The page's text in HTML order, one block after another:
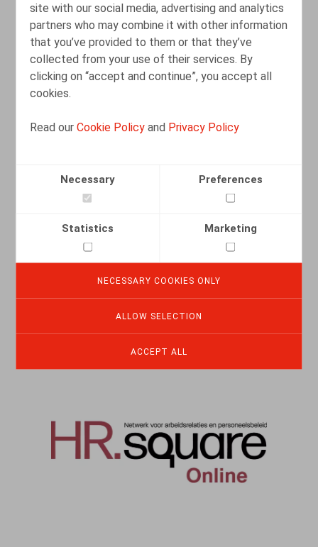
site with our social media, advertising and analytics
partners who may combine it with other information
that you’ve provided to them or that they’ve
collected from your use of their services. By
clicking on “accept and continue”, you accept all
cookies.
Read ourCookie Policy and Privacy Policy
Necessary Preferences
Statistics Marketing
NECESSARY COOKIES ONLY
ALLOW SELECTION
ACCEPT ALL
Internationaal werk: het risico van
verboden terbeschikkingstelling van
personeel bij een detachering naar